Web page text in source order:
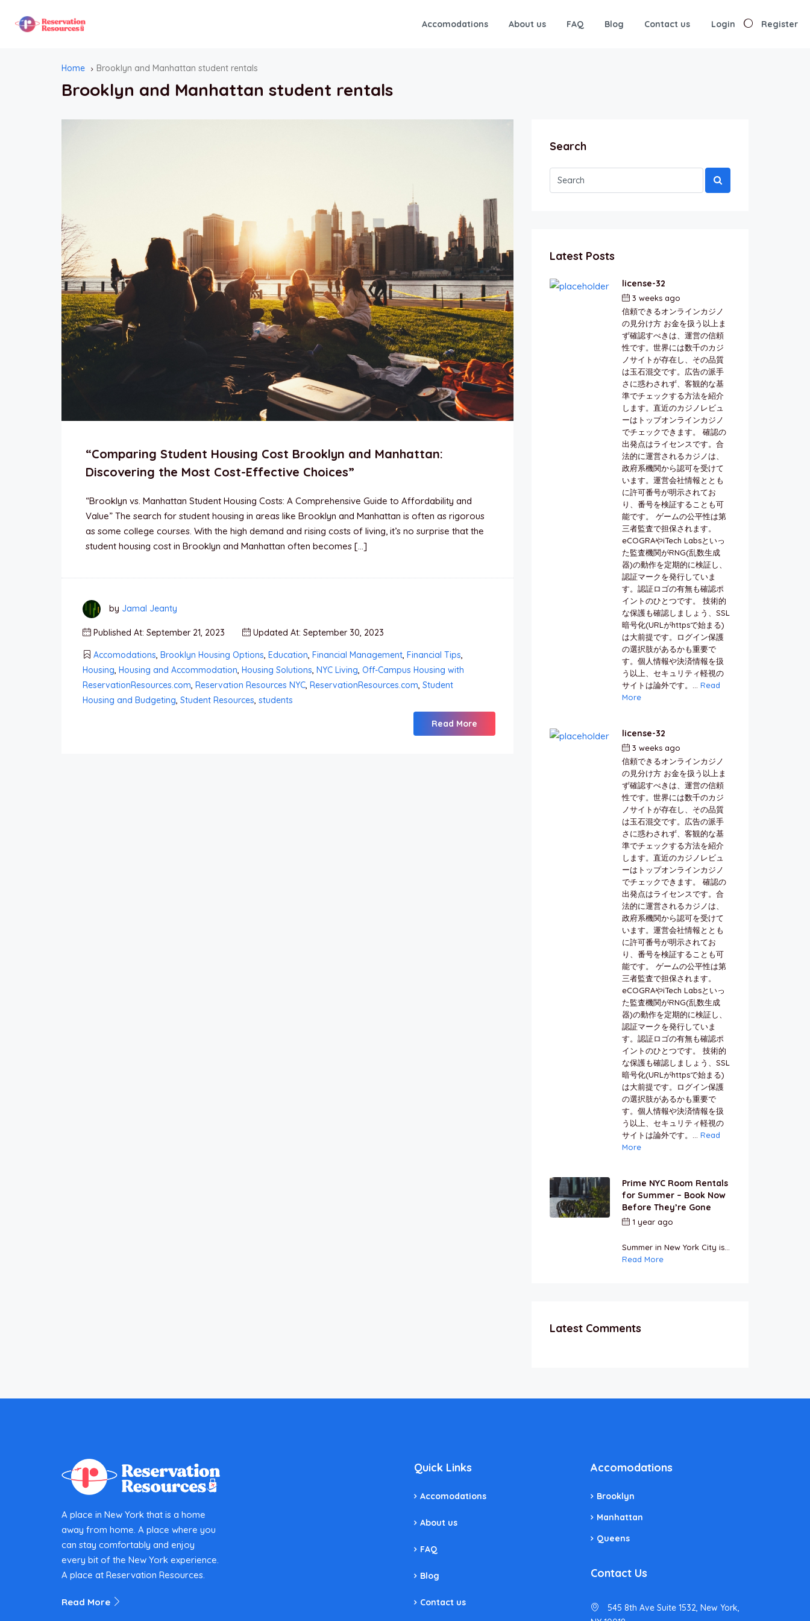
Accomodations About us FAQ Blog Contact us Login Register
Home Brooklyn and Manhattan student rentals
Brooklyn and Manhattan student rentals
“Comparing Student Housing Cost Brooklyn and Manhattan:
Discovering the Most Cost-Effective Choices”
“Brooklyn vs. Manhattan Student Housing Costs: A Comprehensive Guide to Affordability and
Value” The search for student housing in areas like Brooklyn and Manhattan is often as rigorous
as some college courses. With the high demand and rising costs of living, it’s no surprise that the
student housing cost in Brooklyn and Manhattan often becomes […]
by Jamal Jeanty
Published At: September 21, 2023 Updated At: September 30, 2023
Accomodations, Brooklyn Housing Options, Education, Financial Management, Financial Tips,
Housing, Housing and Accommodation, Housing Solutions, NYC Living, Off-Campus Housing with
ReservationResources.com, Reservation Resources NYC, ReservationResources.com, Student
Housing and Budgeting, Student Resources, students
Read More
Search
Latest Posts
license-32
3 weeks ago
信頼できるオンラインカジノ
の見分け方 お金を扱う以上ま
ず確認すべきは、運営の信頼
性です。世界には数千のカジ
ノサイトが存在し、その品質
は玉石混交です。広告の派手
さに惑わされず、客観的な基
準でチェックする方法を紹介
します。直近のカジノレビュ
ーはトップオンラインカジノ
でチェックできます。 確認の
出発点はライセンスです。合
法的に運営されるカジノは、
政府系機関から認可を受けて
います。運営会社情報ととも
に許可番号が明示されてお
り、番号を検証することも可
能です。 ゲームの公平性は第
三者監査で担保されます。
eCOGRAやiTech Labsといっ
た監査機関がRNG(乱数生成
器)の動作を定期的に検証し、
認証マークを発行していま
す。認証ロゴの有無も確認ポ
イントのひとつです。 技術的
な保護も確認しましょう、SSL
暗号化(URLがhttpsで始まる)
は大前提です。ログイン保護
の選択肢があるかも重要で
す。個人情報や決済情報を扱
う以上、セキュリティ軽視の
サイトは論外です。... Read
More
license-32
3 weeks ago
信頼できるオンラインカジノ
の見分け方 お金を扱う以上ま
ず確認すべきは、運営の信頼
性です。世界には数千のカジ
ノサイトが存在し、その品質
は玉石混交です。広告の派手
さに惑わされず、客観的な基
準でチェックする方法を紹介
します。直近のカジノレビュ
ーはトップオンラインカジノ
でチェックできます。 確認の
出発点はライセンスです。合
法的に運営されるカジノは、
政府系機関から認可を受けて
います。運営会社情報ととも
に許可番号が明示されてお
り、番号を検証することも可
能です。 ゲームの公平性は第
三者監査で担保されます。
eCOGRAやiTech Labsといっ
た監査機関がRNG(乱数生成
器)の動作を定期的に検証し、
認証マークを発行していま
す。認証ロゴの有無も確認ポ
イントのひとつです。 技術的
な保護も確認しましょう、SSL
暗号化(URLがhttpsで始まる)
は大前提です。ログイン保護
の選択肢があるかも重要で
す。個人情報や決済情報を扱
う以上、セキュリティ軽視の
サイトは論外です。... Read
More
Prime NYC Room Rentals
for Summer – Book Now
Before They’re Gone
1 year ago
Summer in New York City is...
Read More
Latest Comments
A place in New York that is a home
away from home. A place where you
can stay comfortably and enjoy
every bit of the New York experience.
A place at Reservation Resources.
Read More
Quick Links
Accomodations
About us
FAQ
Blog
Contact us
Accomodations
Brooklyn
Manhattan
Queens
Contact Us
545 8th Ave Suite 1532, New York,